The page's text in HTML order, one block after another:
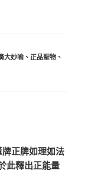
大妙喻、 正品聖物、
正牌如理如法
此釋出正能量